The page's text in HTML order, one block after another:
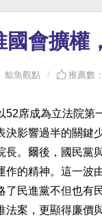
國會擴權
鯨魚觀點 推薦數
52席成為立法院
決影響過半的關鍵
長。爾後，國民黨
作的精神。這一波
了民進黨不但也有
案，更顯得廉價